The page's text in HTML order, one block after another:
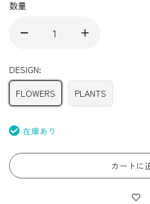
数量
DESIGN:
FLOWERS
PLANTS
在庫あり
カートに